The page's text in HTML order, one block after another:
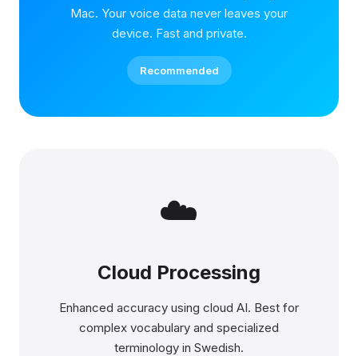
Mac. Your voice data never leaves your
device. Fast and private.
Recommended
☁️
Cloud Processing
Enhanced accuracy using cloud AI. Best for
complex vocabulary and specialized
terminology in Swedish.